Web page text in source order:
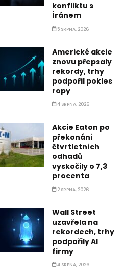
konfliktu s
Íránem
5 SRPNA, 2026
Americké akcie
znovu přepsaly
rekordy, trhy
podpořil pokles
ropy
4 SRPNA, 2026
Akcie Eaton po
překonání
čtvrtletních
odhadů
vyskočily o 7,3
procenta
2 SRPNA, 2026
Wall Street
uzavřela na
rekordech, trhy
podpořily AI
firmy
4 SRPNA, 2026